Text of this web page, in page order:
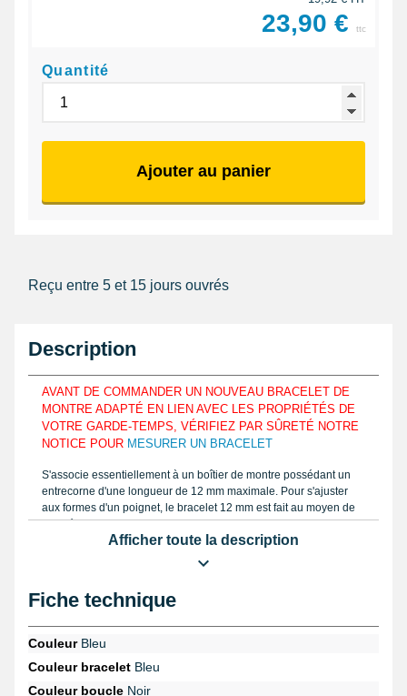
23,90 € ttc
Quantité
Ajouter au panier
Reçu entre 5 et 15 jours ouvrés
Description
AVANT DE COMMANDER UN NOUVEAU BRACELET DE
MONTRE ADAPTÉ EN LIEN AVEC LES PROPRIÉTÉS DE
VOTRE GARDE-TEMPS, VÉRIFIEZ PAR SÛRETÉ NOTRE
NOTICE POUR MESURER UN BRACELET
S'associe essentiellement à un boîtier de montre possédant un
entrecorne d'une longueur de 12 mm maximale. Pour s'ajuster
aux formes d'un poignet, le bracelet 12 mm est fait au moyen de
cuir véritable. Estimez la bonne dimension d'un bracelet pour
montre à acquérir, évaluez la taille à l'aide d'unpied à coulisse à
tel que notre mode d'emploi en vidéo
réalisé grâce à du cuir véritable.
vous souhaitez déloger un ancien bracelet de montre abîmé,
bracelet montreprovenant de la catégorie
En examinant la rubrique
Afficher toute la description
Fiche technique
CouleurBleu
Couleur bracelet Bleu
Couleur boucle Noir